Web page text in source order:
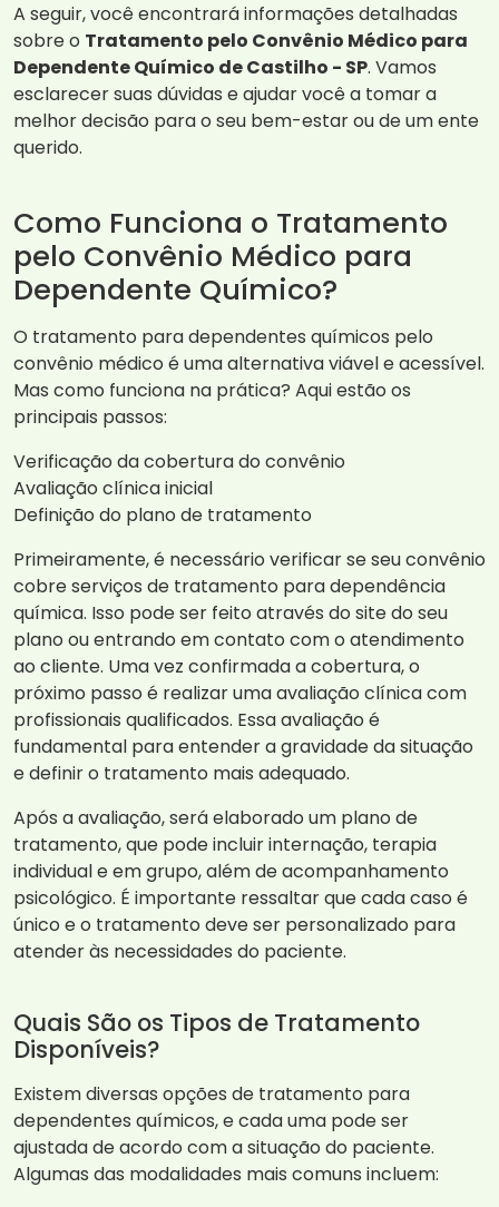
A seguir, você encontrará informações detalhadas
sobre o Tratamento pelo Convênio Médico para
Dependente Químico de Castilho - SP. Vamos
esclarecer suas dúvidas e ajudar você a tomar a
melhor decisão para o seu bem-estar ou de um ente
querido.
Como Funciona o Tratamento
pelo Convênio Médico para
Dependente Químico?
O tratamento para dependentes químicos pelo
convênio médico é uma alternativa viável e acessível.
Mas como funciona na prática? Aqui estão os
principais passos:
Verificação da cobertura do convênio
Avaliação clínica inicial
Definição do plano de tratamento
Primeiramente, é necessário verificar se seu convênio
cobre serviços de tratamento para dependência
química. Isso pode ser feito através do site do seu
plano ou entrando em contato com o atendimento
ao cliente. Uma vez confirmada a cobertura, o
próximo passo é realizar uma avaliação clínica com
profissionais qualificados. Essa avaliação é
fundamental para entender a gravidade da situação
e definir o tratamento mais adequado.
Após a avaliação, será elaborado um plano de
tratamento, que pode incluir internação, terapia
individual e em grupo, além de acompanhamento
psicológico. É importante ressaltar que cada caso é
único e o tratamento deve ser personalizado para
atender às necessidades do paciente.
Quais São os Tipos de Tratamento
Disponíveis?
Existem diversas opções de tratamento para
dependentes químicos, e cada uma pode ser
ajustada de acordo com a situação do paciente.
Algumas das modalidades mais comuns incluem: